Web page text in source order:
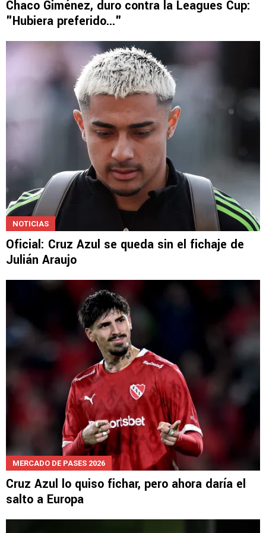
Chaco Giménez, duro contra la Leagues Cup:
"Hubiera preferido..."
NOTICIAS
Oficial: Cruz Azul se queda sin el fichaje de
Julián Araujo
MERCADO DE PASES 2026
Cruz Azul lo quiso fichar, pero ahora daría el
salto a Europa